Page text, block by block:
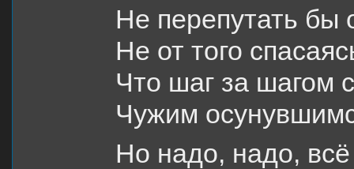
Не перепутать бы
Не от того
Что шаг за шагом
Чужим
Но надо, надо,